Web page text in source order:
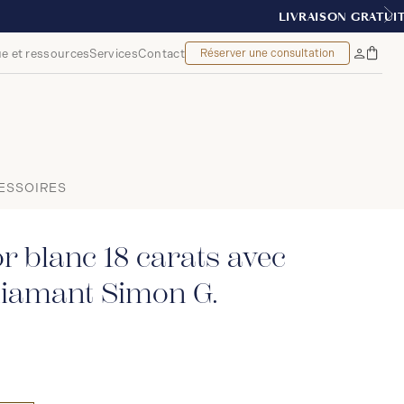
et ressourcesServicesContact Réserver une consultation
Mon
compte
Sac
à
blanc 18 carats avec
Simon G.